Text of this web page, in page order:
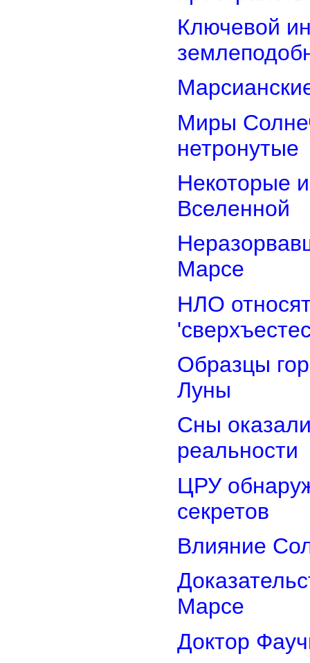
Ключевой
Миры
нетронутые
Некоторые
Вселенной
Марсе
НЛО
Образцы
Луны
Сны
реальности
ЦРУ
секретов
Влияние
Марсе
Доктор